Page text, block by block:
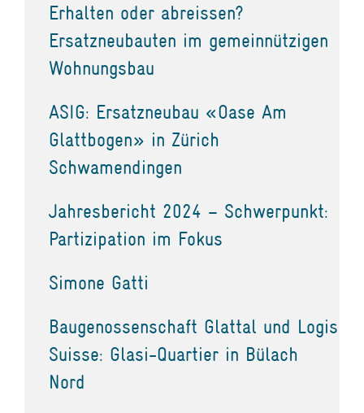
Erhalten oder abreissen?
Ersatzneubauten im gemeinnützigen
Wohnungsbau
ASIG: Ersatzneubau «Oase Am
Glattbogen» in Zürich
Schwamendingen
Jahresbericht 2024 – Schwerpunkt:
Partizipation im Fokus
Simone Gatti
Baugenossenschaft Glattal und Logis
Suisse: Glasi-Quartier in Bülach
Nord